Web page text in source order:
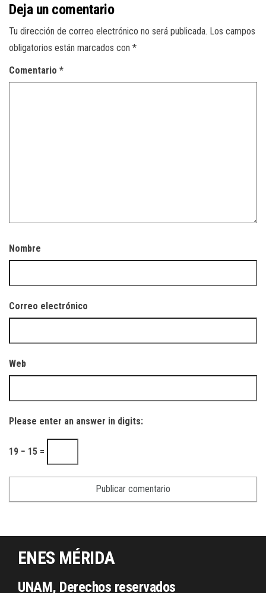
Deja un comentario
Tu dirección de correo electrónico no será publicada. Los campos
obligatorios están marcados con *
Comentario *
Nombre
Correo electrónico
Web
Please enter an answer in digits:
19 − 15 =
ENES MÉRIDA
UNAM, Derechos reservados